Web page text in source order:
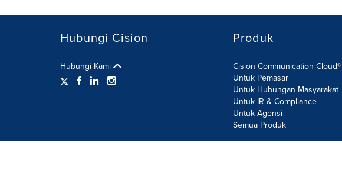
Hubungi Cision
Hubungi Kami
Produk
Cision Communication Cloud®
Untuk Pemasar
Untuk Hubungan Masyarakat
Untuk IR & Compliance
Untuk Agensi
Semua Produk